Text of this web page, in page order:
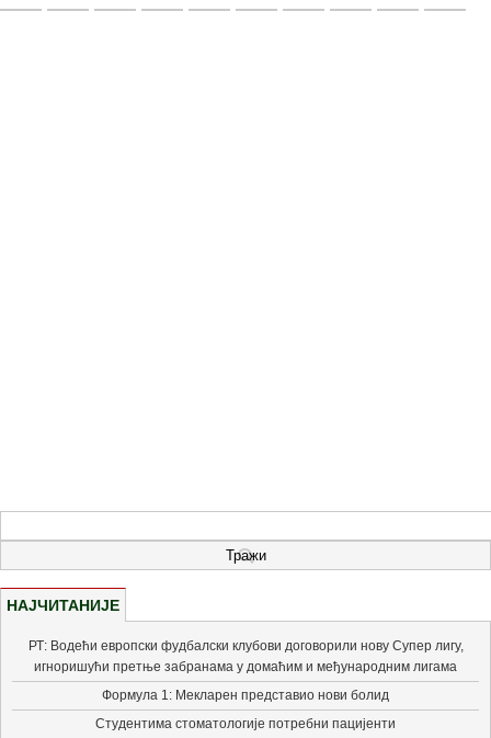
НАЈЧИТАНИЈЕ
РТ: Водећи европски фудбалски клубови договорили нову Супер лигу,
игноришући претње забранама у домаћим и међународним лигама
Формула 1: Мекларен представио нови болид
Студентима стоматологије потребни пацијенти